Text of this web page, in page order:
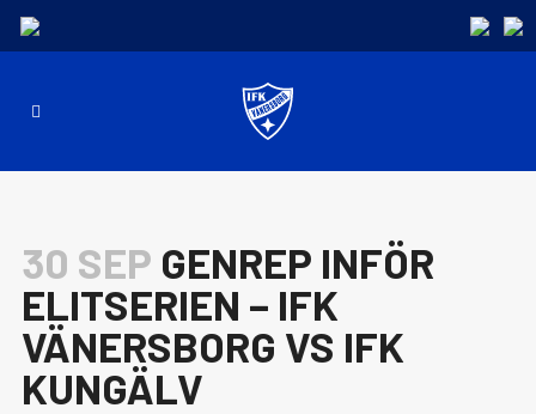
30 SEP GENREP INFÖR
ELITSERIEN – IFK
VÄNERSBORG VS IFK
KUNGÄLV